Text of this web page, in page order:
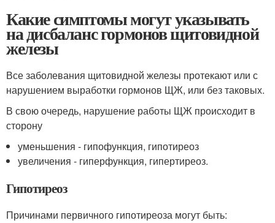
Какие симптомы могут указывать
на дисбаланс гормонов щитовидной
железы
Все заболевания щитовидной железы протекают или с
нарушением выработки гормонов ЩЖ, или без таковых.
В свою очередь, нарушение работы ЩЖ происходит в
сторону
уменьшения - гипофункция, гипотиреоз
увеличения - гиперфункция, гипертиреоз.
Гипотиреоз
Причинами первичного гипотиреоза могут быть: